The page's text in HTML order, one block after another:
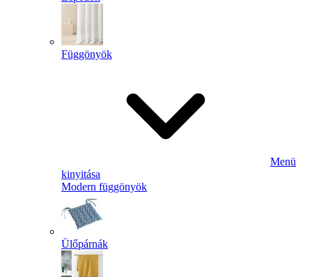
Függönyök
Menü
kinyitása
Modern függönyök
Ülőpárnák